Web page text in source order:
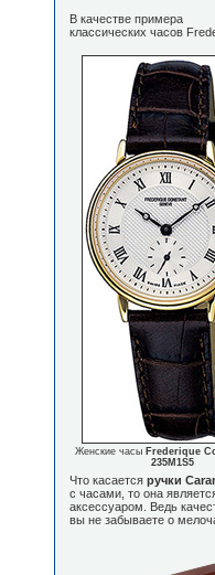
Женские часы Frederique
235M1S5
В качестве примера
классических часов
Что касается ручки
с часами, то она
аксессуаром. Ведь
вы не забываете о